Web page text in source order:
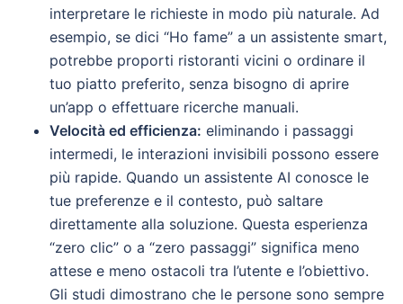
interpretare le richieste in modo più naturale. Ad
esempio, se dici “Ho fame” a un assistente smart,
potrebbe proporti ristoranti vicini o ordinare il
tuo piatto preferito, senza bisogno di aprire
un’app o effettuare ricerche manuali.
Velocità ed efficienza: eliminando i passaggi
intermedi, le interazioni invisibili possono essere
più rapide. Quando un assistente AI conosce le
tue preferenze e il contesto, può saltare
direttamente alla soluzione. Questa esperienza
“zero clic” o a “zero passaggi” significa meno
attese e meno ostacoli tra l’utente e l’obiettivo.
Gli studi dimostrano che le persone sono sempre